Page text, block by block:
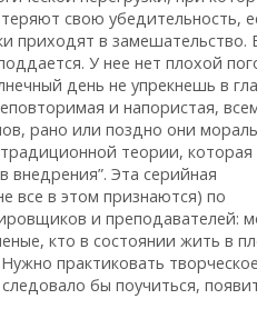
свою убедительность,
приходят в замешательство.
У нее нет плохой
день не упрекнешь в
и напористая,
рано или поздно они
теории, которая
внедрения”. Эта серийная
все в этом признаются) по
и преподавателей:
кто в состоянии жить в
практиковать
бы поучиться,